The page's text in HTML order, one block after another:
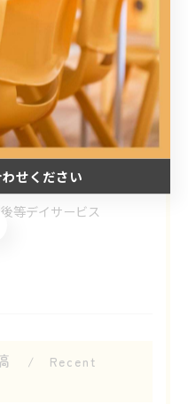
Categories
ー
等デイサービス
Recent
わせください
せください